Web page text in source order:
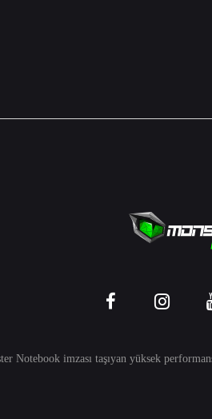
Notebook imzası taşıyan yüksek